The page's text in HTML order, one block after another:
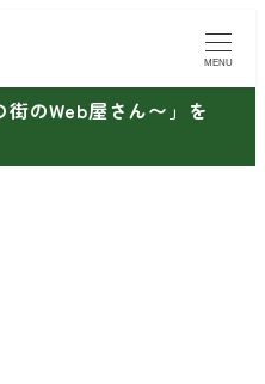
MENU
街のWeb屋さん〜」を